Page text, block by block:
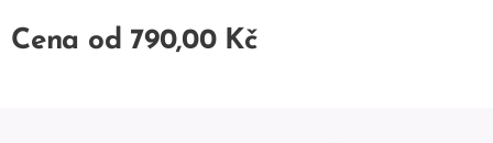
Cena od 790,00Kč